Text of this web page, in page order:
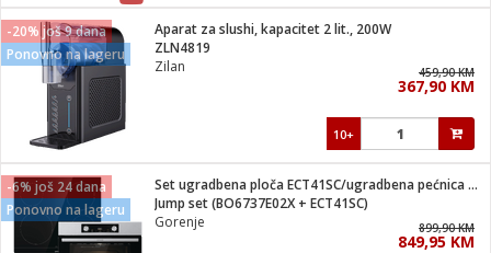
-20% još 9 dana
Ponovno na lageru
Aparat za slushi, kapacitet 2 lit., 200W
ZLN4819
Zilan
459,90 KM
367,90 KM
10+
-6% još 24 dana
Ponovno na lageru
Set ugradbena ploča ECT41SC/ugradbena pećnica BO6737E02X
Jump set (BO6737E02X + ECT41SC)
Gorenje
899,90 KM
849,95 KM